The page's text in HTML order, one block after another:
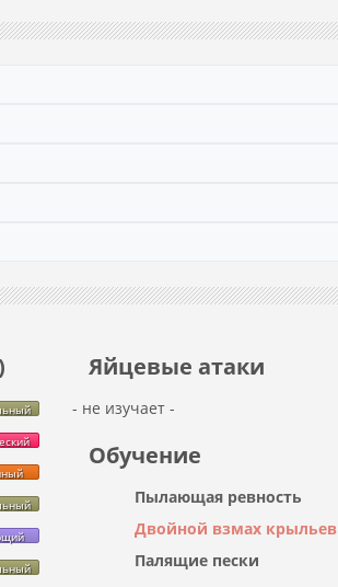
Яйцевые атаки
- не изучает -
Обучение
Пылающая ревность
Двойной взмах крыльев
Палящие пески